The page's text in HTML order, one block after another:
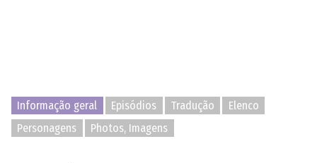
Informação geral Episódios Tradução
Elenco
Personagens
Photos, Imagens